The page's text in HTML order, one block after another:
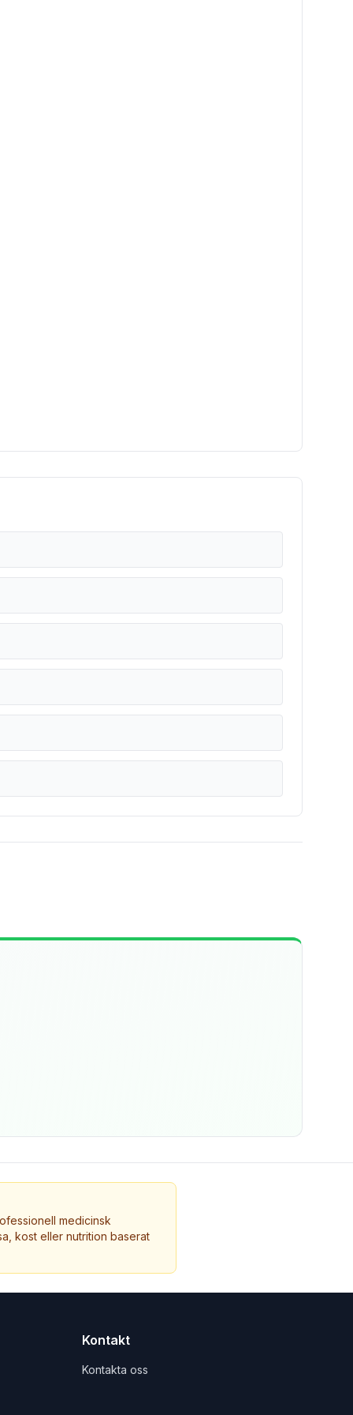
medicinsk
kost eller nutrition baserat
Kontakt
Kontakta oss